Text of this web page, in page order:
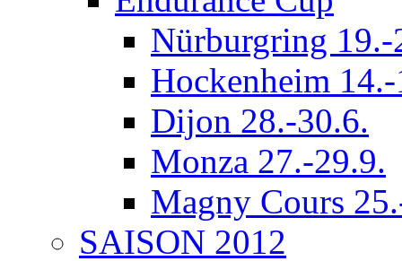
Nürburgring 19.-
Hockenheim
Dijon 28.-30.6.
Monza 27.-29.9.
Magny Cours
SAISON 2012